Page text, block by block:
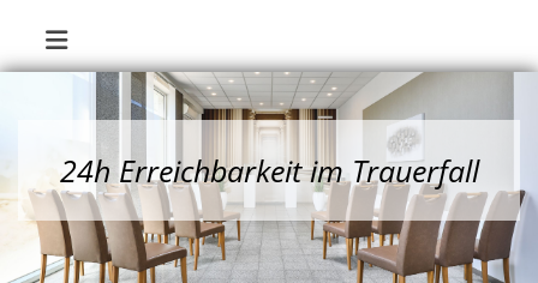
24h Erreichbarkeit im Trauerfall